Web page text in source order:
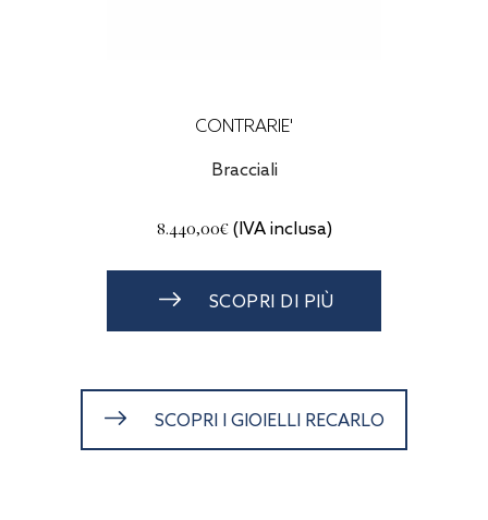
CONTRARIE'
Bracciali
8.440,00€ (IVA inclusa)
SCOPRI DI PIÙ
SCOPRI I GIOIELLI RECARLO